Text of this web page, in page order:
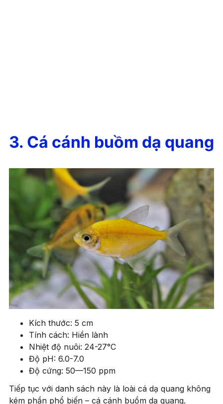
3. Cá cánh buồm dạ quang
Kích thước: 5 cm
Tính cách: Hiền lành
Nhiệt độ nuôi: 24-27°C
Độ pH: 6.0-7.0
Độ cứng: 50—150 ppm
Tiếp tục với danh sách này là loài cá dạ quang không
kém phần phổ biến – cá cánh buồm dạ quang.